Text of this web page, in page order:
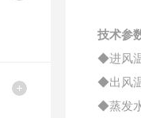
技术参
◆进风
◆出风
◆蒸发